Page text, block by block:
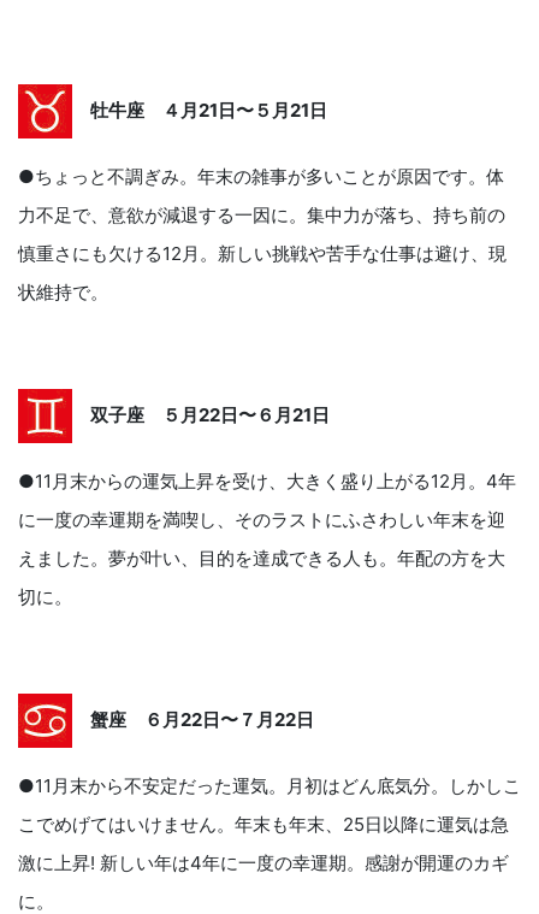
牡牛座 ４月21日〜５月21日
●ちょっと不調ぎみ。年末の雑事が多いことが原因です。体
力不足で、意欲が減退する一因に。集中力が落ち、持ち前の
慎重さにも欠ける12月。新しい挑戦や苦手な仕事は避け、現
状維持で。
双子座 ５月22日〜６月21日
●11月末からの運気上昇を受け、大きく盛り上がる12月。4年
に一度の幸運期を満喫し、そのラストにふさわしい年末を迎
えました。夢が叶い、目的を達成できる人も。年配の方を大
切に。
蟹座 ６月22日〜７月22日
●11月末から不安定だった運気。月初はどん底気分。しかしこ
こでめげてはいけません。年末も年末、25日以降に運気は急
激に上昇! 新しい年は4年に一度の幸運期。感謝が開運のカギ
に。